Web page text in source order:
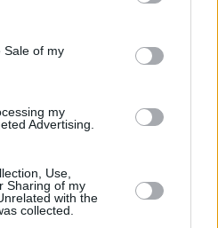
and its third-party tags to
purposes in below Google
Sale of my
my
Advertising.
Use,
Sharing of my
with the
collected.